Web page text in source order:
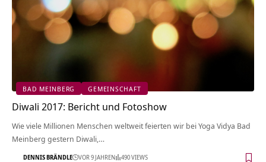
BAD MEINBERG GEMEINSCHAFT
Diwali 2017: Bericht und Fotoshow
Wie viele Millionen Menschen weltweit feierten wir bei Yoga Vidya Bad
Meinberg gestern Diwali,…
DENNIS BRÄNDLE VOR 9 JAHREN 490 VIEWS